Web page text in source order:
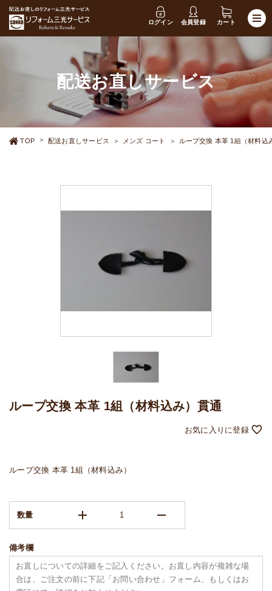
ログイン 会員登録 カート
配送お直しサービス
TOP 配送お直しサービス メンズ コート ループ交換 本革 1組（材料込
ループ交換 本革 1組（材料込み）貫通
ループ交換 本革 1組（材料込み）
数量 add remove
備考欄